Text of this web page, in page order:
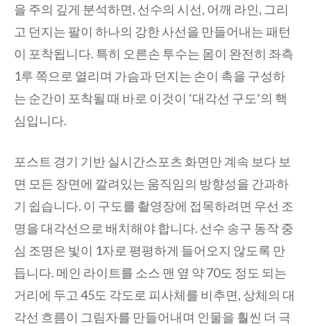
을 주의 깊게 분석하면, 선수의 시선, 어깨 라인, 그리
고 던지는 팔이 하나의 강한 사선을 만들어내는 패턴
이 포착됩니다. 특히 오른손 투수는 몸이 완전히 좌측
1루 쪽으로 열리며 가슴과 던지는 손이 촉을 구성하
는 순간이 포착될 때 바로 이것이 ‘대각선 구도’의 핵
심입니다.
포스트 경기 기반 실시간스포츠 화면만 계속 보다 보
면 모든 장면에 깔려있는 움직임의 방향성을 간과하
기 쉽습니다. 이 구도를 촬영장에 접목하려면 우선 조
명을 대각선으로 배치해야 합니다. 선수 송구 동작 중
심 조명은 빛이 1자로 평평하게 들어오지 않도록 만
듭니다. 메인 라이트를 소스 맨 옆 약 70도 정도 되는
거리에 두고 45도 각도로 피사체를 비추면, 상체의 대
각선 흐름이 그림자를 만들어내며 인물을 훨씬 더 극